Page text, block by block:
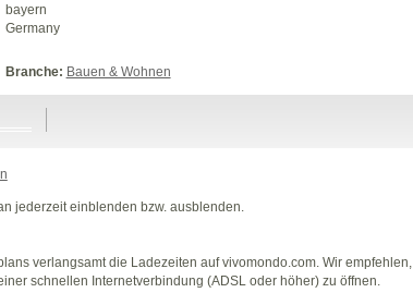
bayern
Germany
Branche: Bauen & Wohnen
jederzeit einblenden bzw. ausblenden.
verlangsamt die Ladezeiten auf vivomondo.com. Wir empfehlen,
schnellen Internetverbindung (ADSL oder höher) zu öffnen.